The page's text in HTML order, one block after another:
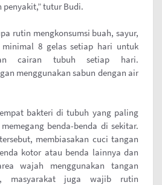
tutur Budi.
rutin mengkonsumsi buah, sayur,
8 gelas setiap hari untuk
cairan tubuh setiap hari.
menggunakan sabun dengan air
bakteri di tubuh yang paling
benda-benda di sekitar.
membiasakan cuci tangan
kotor atau benda lainnya dan
wajah menggunakan tangan
masyarakat juga wajib rutin